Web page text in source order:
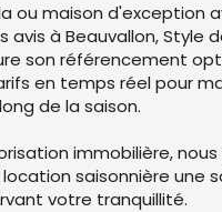
ou maison d'exception
à Beauvallon, Style
son référencement
en temps réel pour
long de la saison.
immobilière,
saisonnière une
votre tranquillité.